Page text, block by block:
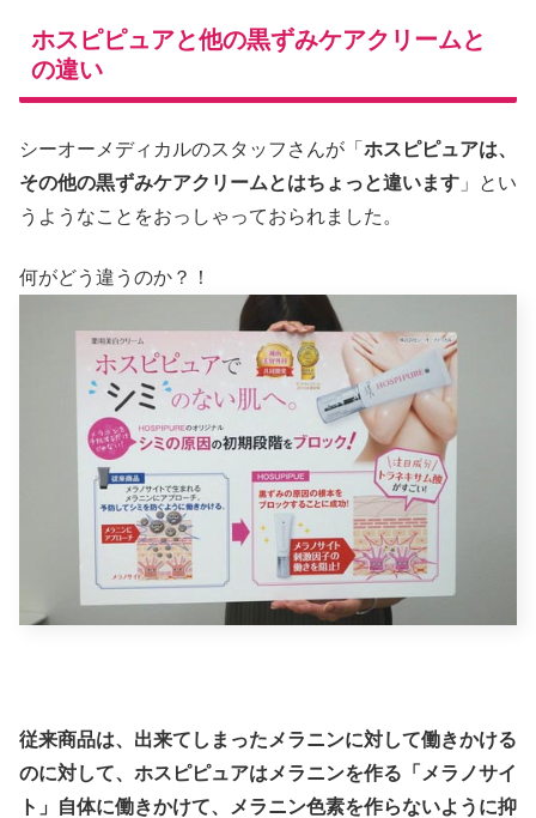
ホスピピュアと他の黒ずみケアクリームと
の違い
シーオーメディカルのスタッフさんが「 ホスピピュアは、
その他の黒ずみケアクリームとはちょっと違います 」とい
うようなことをおっしゃっておられました。
何がどう違うのか？！
従来商品は、出来てしまったメラニンに対して働きかける
のに対して、ホスピピュアはメラニンを作る「メラノサイ
ト」自体に働きかけて、メラニン色素を作らないように抑